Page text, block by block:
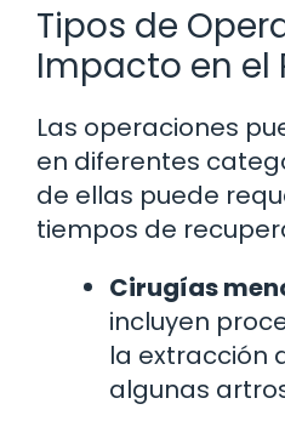
Tipos de
Impacto en el
Las operaciones
en diferentes
de ellas puede
tiempos de
Cirugías
incluyen
la extracción
algunas